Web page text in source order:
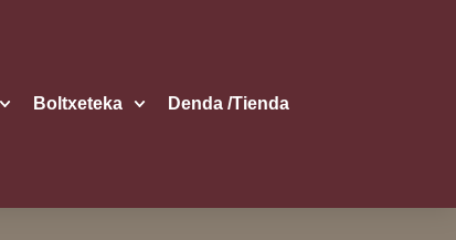
Boltxe­te­ka Den­da /​Tien­da